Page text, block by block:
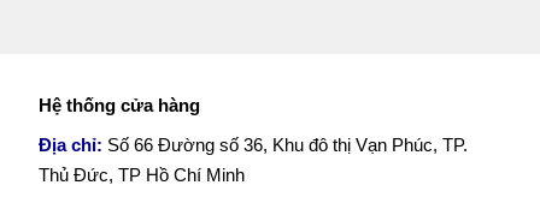
Hệ thống cửa hàng
Địa chỉ: Số 66 Đường số 36, Khu đô thị Vạn Phúc, TP.
Thủ Đức, TP Hồ Chí Minh